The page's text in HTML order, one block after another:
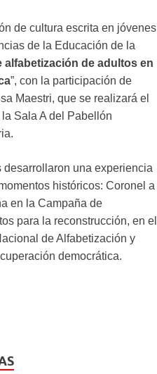
de cultura escrita en jóvenes
de la Educación de la
alfabetización de adultos en
”, con la participación de
Maestri, que se realizará el
Sala A del Pabellón
una experiencia
históricos: Coronel a
en la Campaña de
para la reconstrucción, en el
de Alfabetización y
democrática.